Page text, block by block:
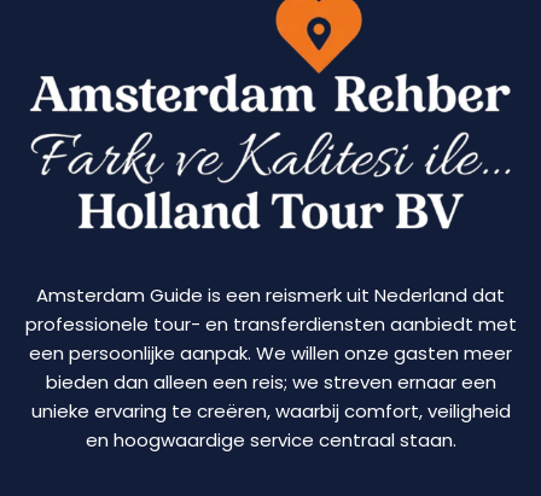
Amsterdam Guide is een reismerk uit Nederland dat
professionele tour- en transferdiensten aanbiedt met
een persoonlijke aanpak. We willen onze gasten meer
bieden dan alleen een reis; we streven ernaar een
unieke ervaring te creëren, waarbij comfort, veiligheid
en hoogwaardige service centraal staan.